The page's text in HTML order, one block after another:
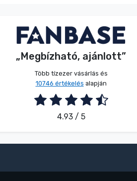
„Megbízható, ajánlott”
Több tízezer vásárlás és
10746 értékelés alapján
4.93 / 5
Dávid Sulyok
2026. 08. 08.